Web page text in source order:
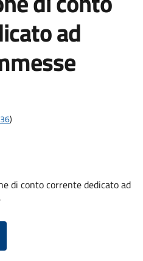
ad
)
di conto corrente dedicato ad